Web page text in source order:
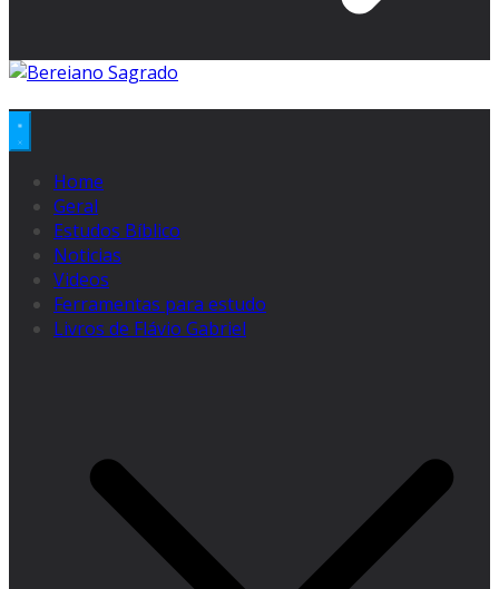
Home
Geral
Estudos Bíblico
Noticias
Videos
Ferramentas para estudo
Livros de Flávio Gabriel